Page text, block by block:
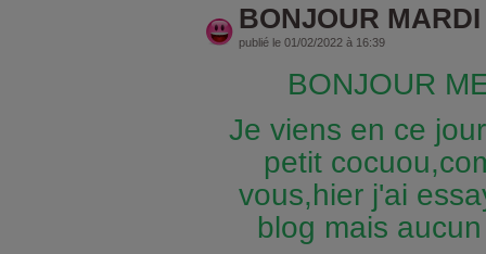
BONJOUR MARDI
publié le 01/02/2022 à 16:39
BONJOUR
Je viens en ce
petit
vous,hier j'ai
blog mais